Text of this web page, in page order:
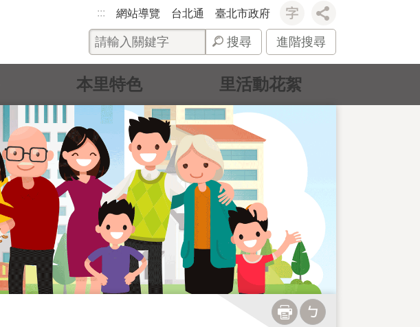
::: 網站導覽 台北通 臺北市政府
搜尋 進階搜尋
本里特色 里活動花絮